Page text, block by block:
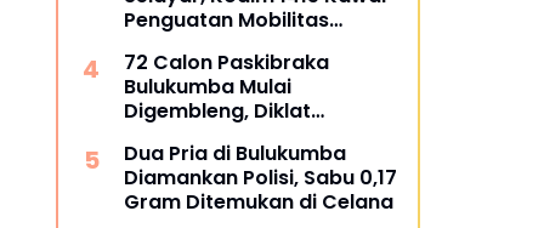
Penguatan Mobilitas
72 Calon Paskibraka
Bulukumba Mulai
Digembleng, Diklat
Dua Pria di Bulukumba
Diamankan Polisi, Sabu 0,17
Gram Ditemukan di Celana